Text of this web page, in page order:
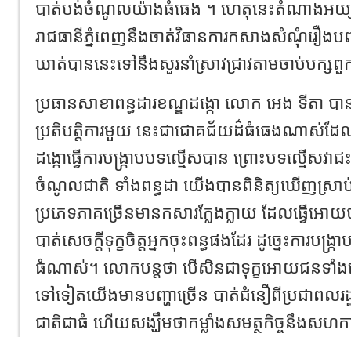
បាត់បង់ចំណូលយ៉ាងធំធេង ។ ហេតុនេះតំណាងអយ្
រាជធានីភ្នំពេញនឹងចាត់វិធានការកសាងសំណុំរឿង
ឃាត់បាននេះទៅនឹងសួរនាំស្រាវជ្រាវតាមចាប់បក្ស
ប្រធានសាខាពន្ធដារខណ្ឌដង្កោ លោក អេង ទីតា បា
ប្រតិបត្តិការមួយ នេះជាជោគជ័យដ៌ធំធេងណាស់ដែ
ដង្កោធ្វើការបង្ក្រាបបទល្មើសបាន ព្រោះបទល្មើសវ
ចំណូលជាតិ ទាំងពន្ធដា យើងបានពិនិត្យឃើញស្រា
ប្រភេទភាគច្រើនមានកសារក្លែងក្លាយ ដែលធ្វើ
បាត់សេចក្តីទុក្ខចិត្តអ្នកចុះពន្ធផងដែរ ដូច្នេះការប
ធំណាស់។ លោកបន្តថា បើសិនជាទុក្ខអោយជនទាំងន
ទៅទៀតយើងមានបញ្ហាច្រើន បាត់ជំនឿពីប្រជាព
ជាតិជាធំ ហើយសង្ឃឹមថាកម្លាំងសមត្ថកិច្ចនឹងសហការ